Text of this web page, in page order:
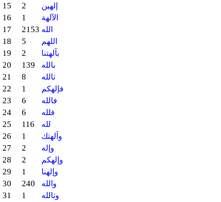
15 2 إلهين
16 1 الآلهة
17 2153 الله
18 5 اللهم
19 2 بآلهتنا
20 139 بالله
21 8 تالله
22 1 فإلهكم
23 6 فالله
24 6 فلله
25 116 لله
26 1 وآلهتك
27 2 وإله
28 2 وإلهكم
29 1 وإلهنا
30 240 والله
31 1 وتالله